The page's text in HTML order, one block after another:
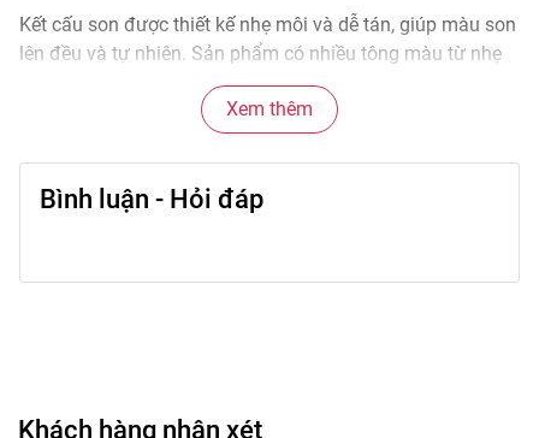
Kết cấu son được thiết kế nhẹ môi và dễ tán, giúp màu son
lên đều và tự nhiên. Sản phẩm có nhiều tông màu từ nhẹ
nhàng đến nổi bật để người dùng dễ dàng lựa chọn theo
phong cách trang điểm của mình.
🌟Đặc điểm nổi bật
• Chất son mịn giúp thoa đều trên môi.
🎨Công dụng chính
Xem thêm
Bình luận - Hỏi đáp
Khách hàng nhận xét